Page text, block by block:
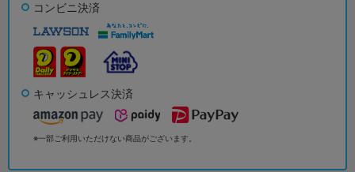
コンビニ決済
キャッシュレス決済
※一部ご利用いただけない商品がございます。